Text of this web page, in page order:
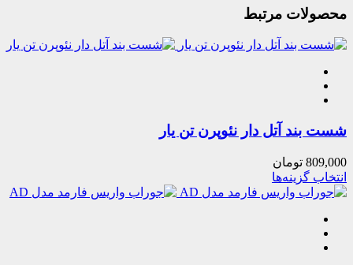
محصولات مرتبط
شست بند آتل دار نئوپرن تن یار
809,000 تومان
انتخاب گزینه‌ها